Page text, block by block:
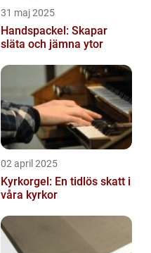
31 maj 2025
Handspackel: Skapar
släta och jämna ytor
02 april 2025
Kyrkorgel: En tidlös skatt i
våra kyrkor